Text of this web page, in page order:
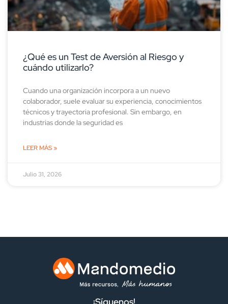
¿Qué es un Test de Aversión al Riesgo y
cuándo utilizarlo?
Cuando una organización incorpora a un nuevo
colaborador, suele evaluar su experiencia, conocimientos
técnicos y trayectoria profesional. Sin embargo, en
industrias donde la seguridad es
LEER MÁS »
Julio 31, 2026